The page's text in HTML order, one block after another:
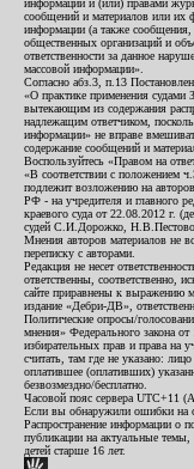
информации и (или) правами
сообщений и материалов или их
информации (а также сообщения,
общественных организаций и
ответственности за данное
массовой информации».
Согласно абз.3, п.13
«О практике применения судами
вытекающим из содержания
надлежащим ответчиком,
информации» не вправе
содержание сообщений и
Воспользуйтесь «Правом на
«В соответствии с положением
подлежит возложению на
РФ - на учредителя и главного
краевого суда от 22.08.2012 г.
судей С.И.Дорожко,
Мнения авторов материалов не
переписку с авторами.
Редакция не несет
ответственны, соответственно,
сайте приравнены к выражению
издание «Дебри-ДВ»,
Политические опросы/
мнения» Федерального закона
избирательных прав и права на
считать, там где не указано:
оплатившее (оплативших)
безвозмездно/бесплатно.
Часовой пояс сервера UTC+11
Если вы обнаружили ошибки на
Распространение информации о
публикации на актуальные
детей старше 16 лет.